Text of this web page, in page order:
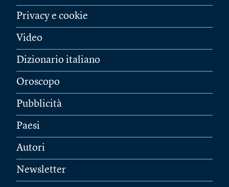
Privacy e cookie
Video
Dizionario italiano
Oroscopo
Pubblicità
Paesi
Autori
Newsletter